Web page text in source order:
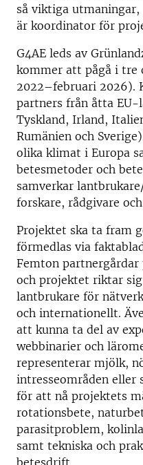
så viktiga utmaningar,
är koordinator för
G4AE leds av
kommer att pågå i tre
2022–februari 2026).
partners från åtta EU-
Tyskland, Irland,
Rumänien och
olika klimat i Europa
betesmetoder och
samverkar
forskare, rådgivare
Projektet ska ta fram
förmedlas via
Femton
och projektet riktar
lantbrukare för
och internationellt.
att kunna ta del av
webbinarier och
representerar mjölk,
intresseområden eller
för att nå projektets
rotationsbete,
parasitproblem,
samt tekniska och
betesdrift.